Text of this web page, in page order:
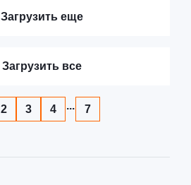
Загрузить еще
Загрузить все
2 3 4 ... 7